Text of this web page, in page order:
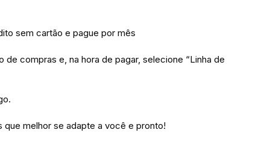
sem cartão e pague por mês
de compras e, na hora de pagar, selecione “Linha de
que melhor se adapte a você e pronto!